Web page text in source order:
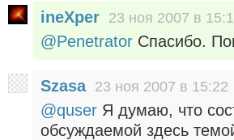
ineXper 23 ноя 2007 в
@Penetrator Спасибо.
Szasa 23 ноя 2007 в 15:22
@quser Я думаю, что
обсуждаемой здесь